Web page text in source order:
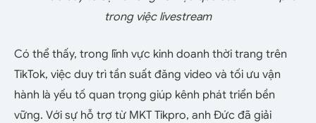
trong việc livestream
Có thể thấy, trong lĩnh vực kinh doanh thời trang trên
TikTok, việc duy trì tần suất đăng video và tối ưu vận
hành là yếu tố quan trọng giúp kênh phát triển bền
vững. Với sự hỗ trợ từ MKT Tikpro, anh Đức đã giải